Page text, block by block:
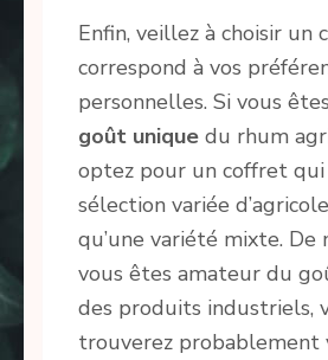
Enfin, veillez à choisir un
correspond à vos
personnelles. Si vous
goût unique du rhum
optez pour un coffret qui
sélection variée
qu’une variété mixte. De
vous êtes amateur du
des produits industriels,
trouverez probablement